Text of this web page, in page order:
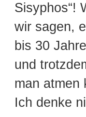
Sisyphos“!
wir sagen,
bis 30
und
man atmen
Ich denke